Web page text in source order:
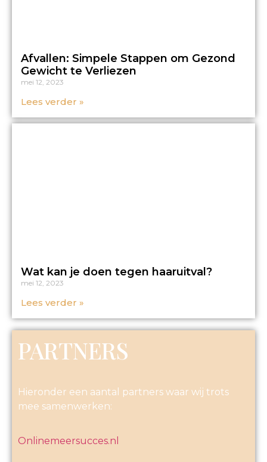
Afvallen: Simpele Stappen om Gezond
Gewicht te Verliezen
mei 12, 2023
Lees verder »
Wat kan je doen tegen haaruitval?
mei 12, 2023
Lees verder »
PARTNERS
Hieronder een aantal partners waar wij trots
mee samenwerken:
Onlinemeersucces.nl